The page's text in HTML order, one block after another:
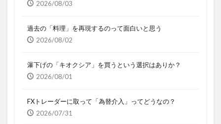
2026/08/03
過去の「料理」を再現するのって面白いと思う
2026/08/02
瀑下げの「キオクシア」を買うという選択はありか？
2026/08/01
FXトレーダーに取って「為替介入」ってどうなの？
2026/07/31